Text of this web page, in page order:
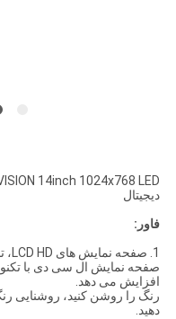
دیجیتال
فاور:
1. صفحه نمایش های LCD HD، تجربه ی روشن
صفحه نمایش ال سی دی با
افزایش می دهد.
رنگ را روشن کنید، روشنایی
دهید.